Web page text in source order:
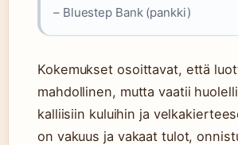
– Bluestep Bank (pankki)
Kokemukset osoittavat, että
mahdollinen, mutta vaatii
kalliisiin kuluihin ja
on vakuus ja vakaat tulot,